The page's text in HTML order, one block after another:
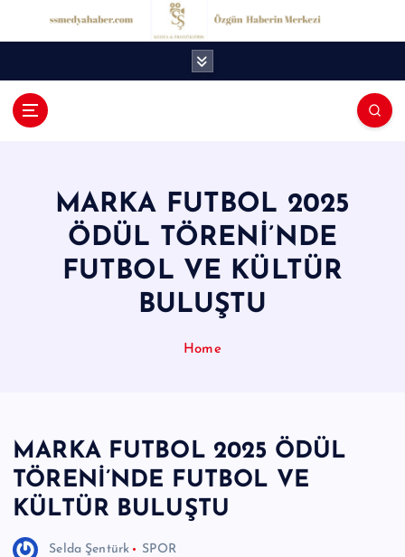
M
e
d
y
a
H
r
I
Ö
MARKA FUTBOL 2025
ÖDÜL TÖRENİ’NDE
FUTBOL VE KÜLTÜR
BULUŞTU
Home
MARKA FUTBOL 2025 ÖDÜL
TÖRENİ’NDE FUTBOL VE
KÜLTÜR BULUŞTU
Selda Şentürk SPOR